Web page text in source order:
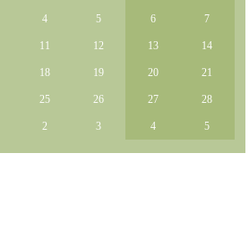
4 5 6 7
11 12 13 14
18 19 20 21
25 26 27 28
2 3 4 5